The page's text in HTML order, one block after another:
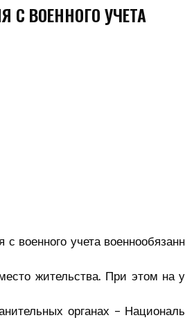
ВОЕННОГО УЧЕТА
военного учета
жительства. При этом на
органах –